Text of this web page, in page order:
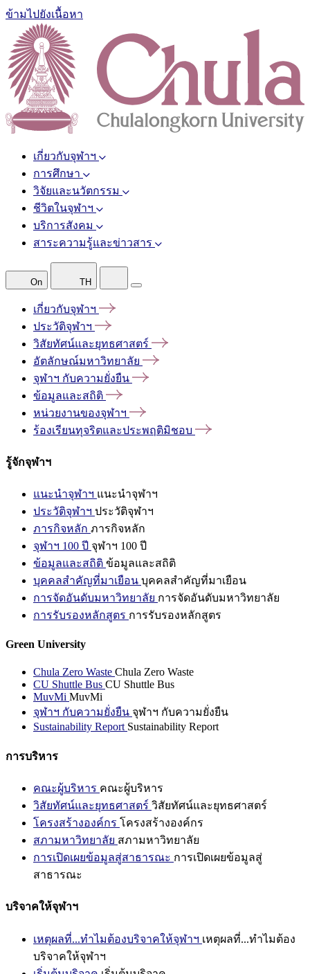
ข้ามไปยังเนื้อหา
เกี่ยวกับจุฬาฯ
การศึกษา
วิจัยและนวัตกรรม
ชีวิตในจุฬาฯ
บริการสังคม
สาระความรู้และข่าวสาร
On TH
เกี่ยวกับจุฬาฯ
ประวัติจุฬาฯ
วิสัยทัศน์และยุทธศาสตร์
อัตลักษณ์มหาวิทยาลัย
จุฬาฯ กับความยั่งยืน
ข้อมูลและสถิติ
หน่วยงานของจุฬาฯ
ร้องเรียนทุจริตและประพฤติมิชอบ
รู้จักจุฬาฯ
แนะนำจุฬาฯ แนะนำจุฬาฯ
ประวัติจุฬาฯ ประวัติจุฬาฯ
ภารกิจหลัก ภารกิจหลัก
จุฬาฯ 100 ปี จุฬาฯ 100 ปี
ข้อมูลและสถิติ ข้อมูลและสถิติ
บุคคลสำคัญที่มาเยือน บุคคลสำคัญที่มาเยือน
การจัดอันดับมหาวิทยาลัย การจัดอันดับมหาวิทยาลัย
การรับรองหลักสูตร การรับรองหลักสูตร
Green University
Chula Zero Waste Chula Zero Waste
CU Shuttle Bus CU Shuttle Bus
MuvMi MuvMi
จุฬาฯ กับความยั่งยืน จุฬาฯ กับความยั่งยืน
Sustainability Report Sustainability Report
การบริหาร
คณะผู้บริหาร คณะผู้บริหาร
วิสัยทัศน์และยุทธศาสตร์ วิสัยทัศน์และยุทธศาสตร์
โครงสร้างองค์กร โครงสร้างองค์กร
สภามหาวิทยาลัย สภามหาวิทยาลัย
การเปิดเผยข้อมูลสู่สาธารณะ การเปิดเผยข้อมูลสู่
สาธารณะ
บริจาคให้จุฬาฯ
เหตุผลที่...ทำไมต้องบริจาคให้จุฬาฯ เหตุผลที่...ทำไมต้อง
บริจาคให้จุฬาฯ